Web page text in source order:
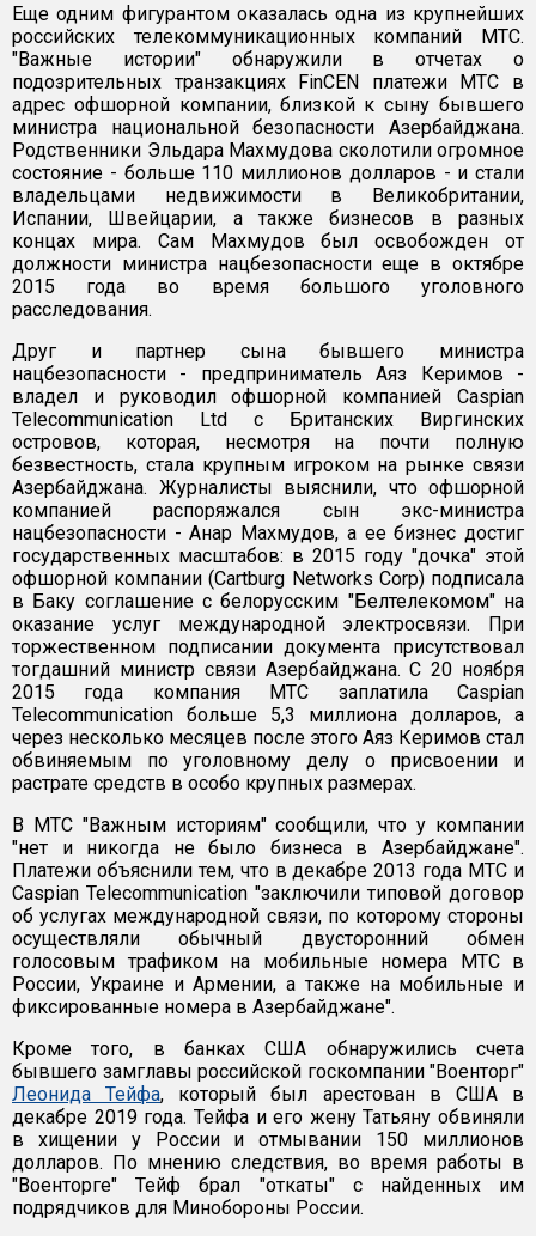
Еще одним фигурантом оказалась одна из крупнейших
российских телекоммуникационных компаний МТС.
"Важные истории" обнаружили в отчетах о
подозрительных транзакциях FinCEN платежи МТС в
адрес офшорной компании, близкой к сыну бывшего
министра национальной безопасности Азербайджана.
Родственники Эльдара Махмудова сколотили огромное
состояние - больше 110 миллионов долларов - и стали
владельцами недвижимости в Великобритании,
Испании, Швейцарии, а также бизнесов в разных
концах мира. Сам Махмудов был освобожден от
должности министра нацбезопасности еще в октябре
2015 года во время большого уголовного
расследования.
Друг и партнер сына бывшего министра
нацбезопасности - предприниматель Аяз Керимов -
владел и руководил офшорной компанией Caspian
Telecommunication Ltd с Британских Виргинских
островов, которая, несмотря на почти полную
безвестность, стала крупным игроком на рынке связи
Азербайджана. Журналисты выяснили, что офшорной
компанией распоряжался сын экс-министра
нацбезопасности - Анар Махмудов, а ее бизнес достиг
государственных масштабов: в 2015 году "дочка" этой
офшорной компании (Cartburg Networks Corp) подписала
в Баку соглашение с белорусским "Белтелекомом" на
оказание услуг международной электросвязи. При
торжественном подписании документа присутствовал
тогдашний министр связи Азербайджана. С 20 ноября
2015 года компания МТС заплатила Caspian
Telecommunication больше 5,3 миллиона долларов, а
через несколько месяцев после этого Аяз Керимов стал
обвиняемым по уголовному делу о присвоении и
растрате средств в особо крупных размерах.
В МТС "Важным историям" сообщили, что у компании
"нет и никогда не было бизнеса в Азербайджане".
Платежи объяснили тем, что в декабре 2013 года МТС и
Caspian Telecommunication "заключили типовой договор
об услугах международной связи, по которому стороны
осуществляли обычный двусторонний обмен
голосовым трафиком на мобильные номера МТС в
России, Украине и Армении, а также на мобильные и
фиксированные номера в Азербайджане".
Кроме того, в банках США обнаружились счета
бывшего замглавы российской госкомпании "Военторг"
Леонида Тейфа, который был арестован в США в
декабре 2019 года. Тейфа и его жену Татьяну обвиняли
в хищении у России и отмывании 150 миллионов
долларов. По мнению следствия, во время работы в
"Военторге" Тейф брал "откаты" с найденных им
подрядчиков для Минобороны России.